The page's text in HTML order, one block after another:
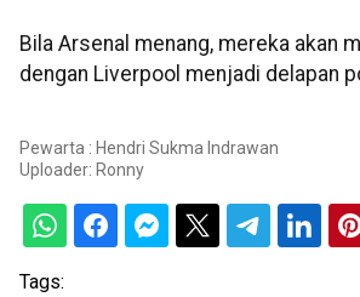
Bila Arsenal menang, mereka akan
dengan Liverpool menjadi delapan
Pewarta : Hendri Sukma Indrawan
Uploader: Ronny
Tags: